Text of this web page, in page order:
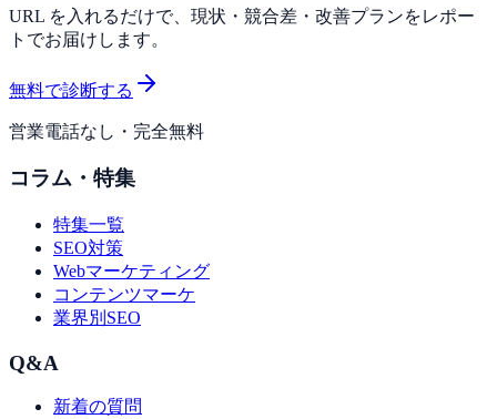
URL を入れるだけで、現状・競合差・改善プランをレポー
トでお届けします。
無料で診断する
営業電話なし・完全無料
コラム・特集
特集一覧
SEO対策
Webマーケティング
コンテンツマーケ
業界別SEO
Q&A
新着の質問